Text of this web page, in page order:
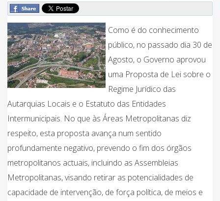
Como é do conhecimento
público, no passado dia 30 de
Agosto, o Governo aprovou
uma Proposta de Lei sobre o
Regime Jurídico das
Autarquias Locais e o Estatuto das Entidades
Intermunicipais. No que às Áreas Metropolitanas diz
respeito, esta proposta avança num sentido
profundamente negativo, prevendo o fim dos órgãos
metropolitanos actuais, incluindo as Assembleias
Metropolitanas, visando retirar as potencialidades de
capacidade de intervenção, de força política, de meios e